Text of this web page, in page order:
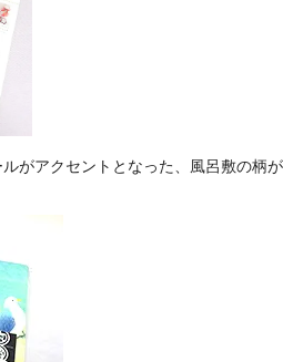
がアクセントとなった、風呂敷の柄が